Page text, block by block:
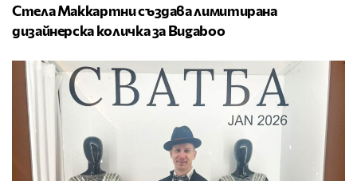
Стела Маккартни създава лимитирана
дизайнерска количка за Bugaboo